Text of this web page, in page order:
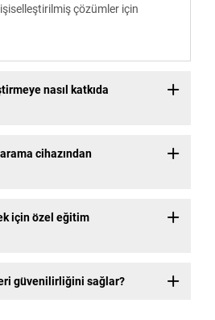
çözümler için
nasıl katkıda
cihazından
için özel eğitim
güvenilirliğini sağlar?